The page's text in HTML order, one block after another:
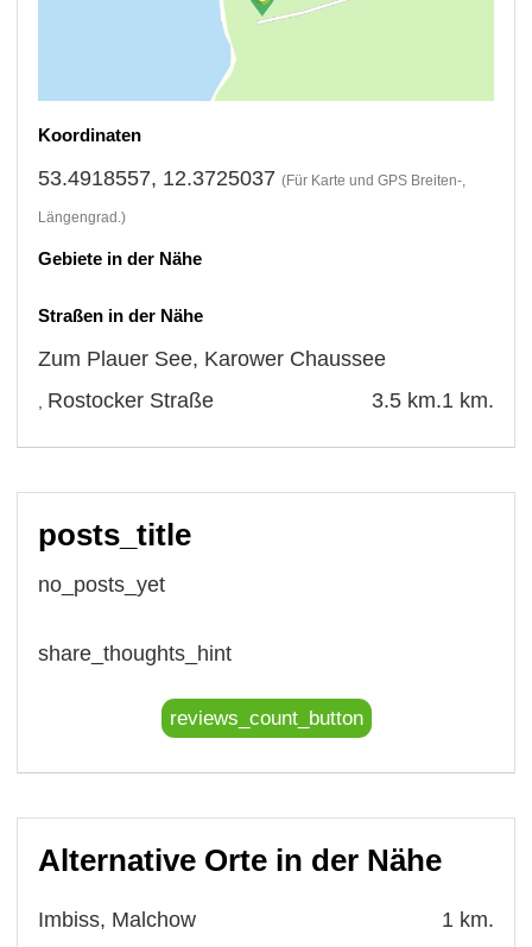
Koordinaten
53.4918557, 12.3725037 (Für Karte und GPS Breiten-,
Längengrad.)
Gebiete in der Nähe
Straßen in der Nähe
Zum Plauer See, Karower Chaussee
1 km.
Rostocker Straße 3.5 km.
posts_title
no_posts_yet
share_thoughts_hint
reviews_count_button
Alternative Orte in der Nähe
Imbiss, Malchow 1 km.